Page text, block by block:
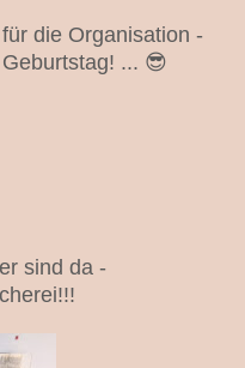
die Organisation -
... 😎
sind da -